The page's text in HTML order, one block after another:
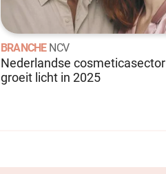
BRANCHE NCV
Nederlandse cosmeticasector
groeit licht in 2025